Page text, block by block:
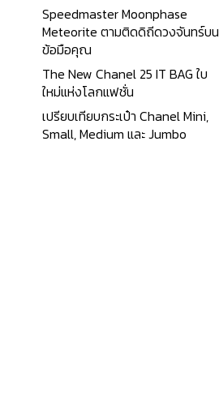
Speedmaster Moonphase
Meteorite ตามติดดิถีดวงจันทร์บน
ข้อมือคุณ
The New Chanel 25 IT BAG ใบ
ใหม่แห่งโลกแฟชั่น
เปรียบเทียบกระเป๋า Chanel Mini,
Small, Medium และ Jumbo